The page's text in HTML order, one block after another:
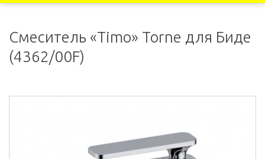
Смеситель «Timo» Torne для Биде
(4362/00F)